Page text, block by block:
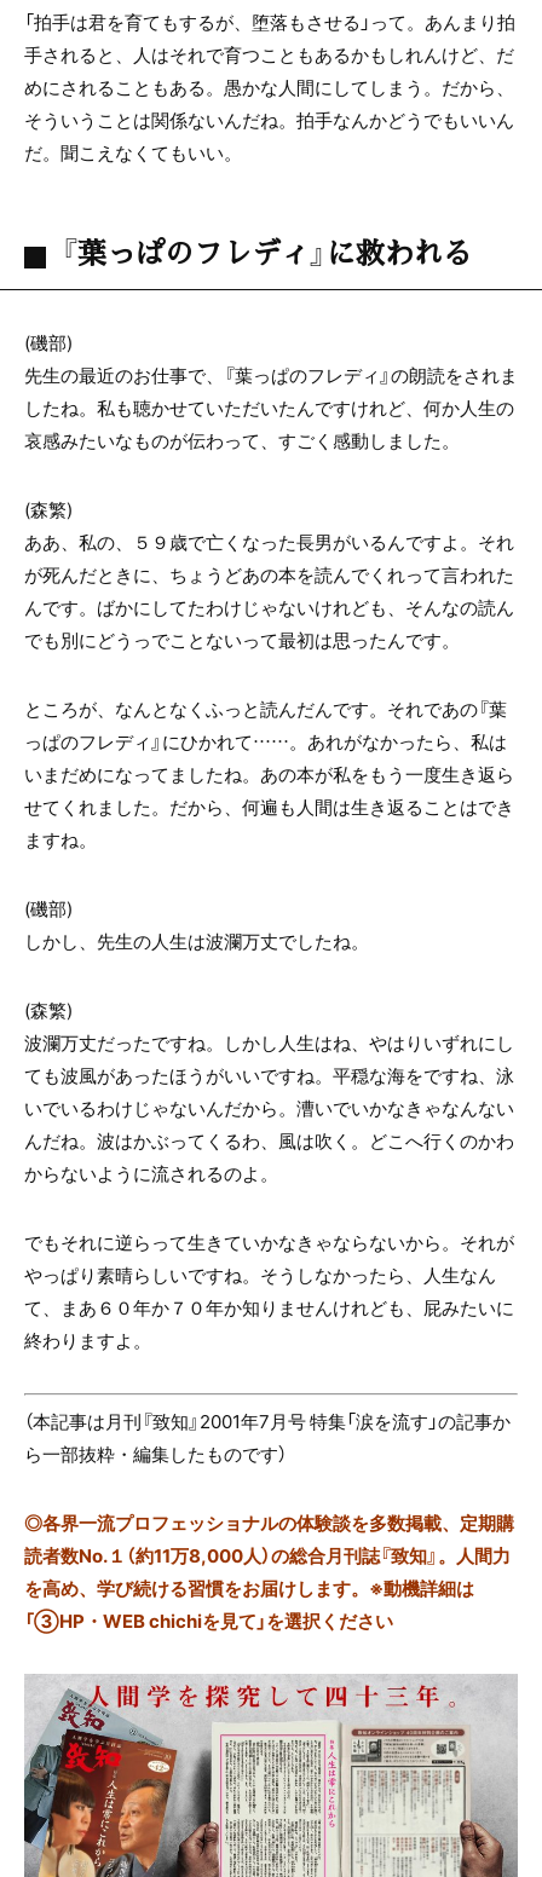
「拍手は君を育てもするが、堕落もさせる」って。あんまり拍
手されると、人はそれで育つこともあるかもしれんけど、だ
めにされることもある。愚かな人間にしてしまう。だから、
そういうことは関係ないんだね。拍手なんかどうでもいいん
だ。聞こえなくてもいい。
『葉っぱのフレディ』に救われる
(磯部)
先生の最近のお仕事で、『葉っぱのフレディ』の朗読をされま
したね。私も聴かせていただいたんですけれど、何か人生の
哀感みたいなものが伝わって、すごく感動しました。
(森繁)
ああ、私の、５９歳で亡くなった長男がいるんですよ。それ
が死んだときに、ちょうどあの本を読んでくれって言われた
んです。ばかにしてたわけじゃないけれども、そんなの読ん
でも別にどうっでことないって最初は思ったんです。
ところが、なんとなくふっと読んだんです。それであの『葉
っぱのフレディ』にひかれて……。あれがなかったら、私は
いまだめになってましたね。あの本が私をもう一度生き返ら
せてくれました。だから、何遍も人間は生き返ることはでき
ますね。
(磯部)
しかし、先生の人生は波瀾万丈でしたね。
(森繁)
波瀾万丈だったですね。しかし人生はね、やはりいずれにし
ても波風があったほうがいいですね。平穏な海をですね、泳
いでいるわけじゃないんだから。漕いでいかなきゃなんない
んだね。波はかぶってくるわ、風は吹く。どこへ行くのかわ
からないように流されるのよ。
でもそれに逆らって生きていかなきゃならないから。それが
やっぱり素晴らしいですね。そうしなかったら、人生なん
て、まあ６０年か７０年か知りませんけれども、屁みたいに
終わりますよ。
（本記事は月刊『致知』2001年7月号 特集「涙を流す」の記事か
ら一部抜粋・編集したものです）
◎各界一流プロフェッショナルの体験談を多数掲載、定期購
読者数No.１（約11万8,000人）の総合月刊誌『致知』。人間力
を高め、学び続ける習慣をお届けします。※動機詳細は
「③HP・WEB chichiを見て」を選択ください